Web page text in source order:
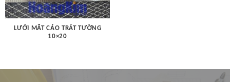
LƯỚI MẮT CÁO TRÁT TƯỜNG
10×20